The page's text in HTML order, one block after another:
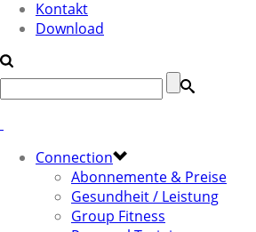
Kontakt
Download
Connection
Abonnemente & Preise
Gesundheit / Leistung
Group Fitness